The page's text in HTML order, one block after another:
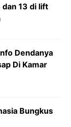
13 di lift
Dendanya
Di Kamar
Bungkus